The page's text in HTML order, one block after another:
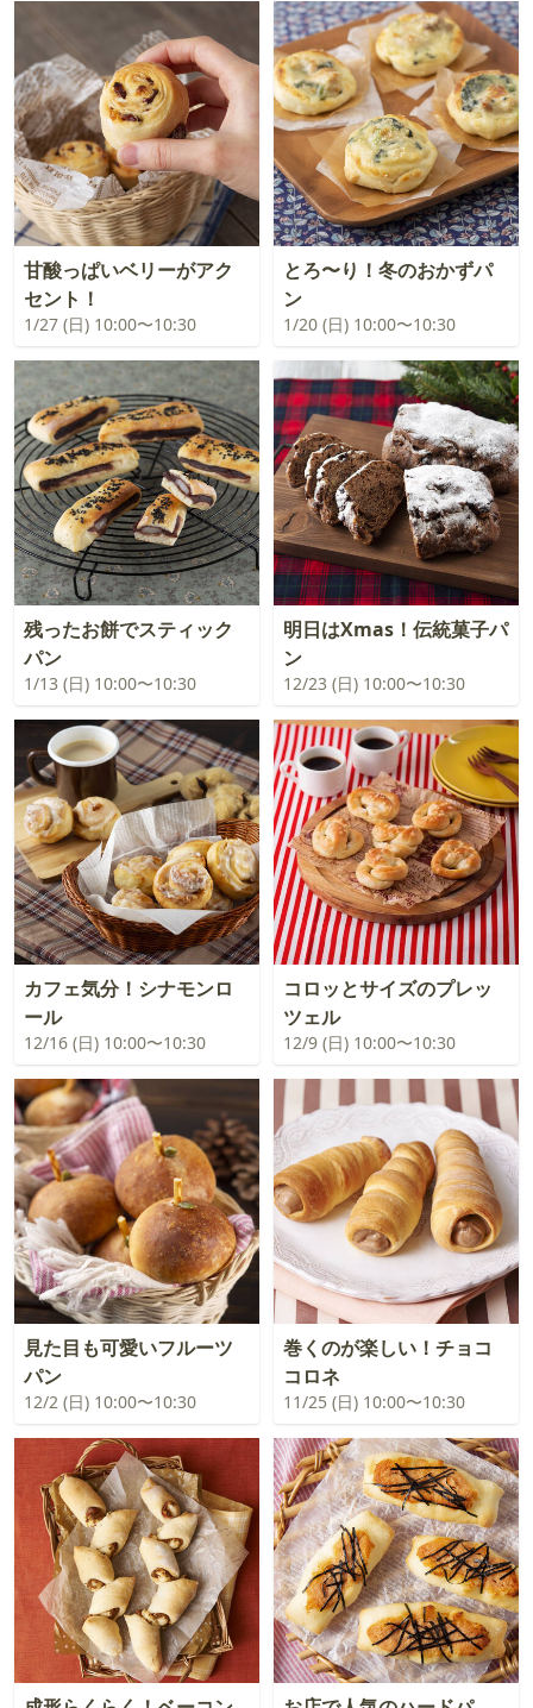
甘酸っぱいベリーがアク
セント！
1/27 (日) 10:00〜10:30
とろ〜り！冬のおかずパ
ン
1/20 (日) 10:00〜10:30
残ったお餅でスティック
パン
1/13 (日) 10:00〜10:30
明日はXmas！伝統菓子パ
ン
12/23 (日) 10:00〜10:30
カフェ気分！シナモンロ
ール
12/16 (日) 10:00〜10:30
コロッとサイズのプレッ
ツェル
12/9 (日) 10:00〜10:30
見た目も可愛いフルーツ
パン
12/2 (日) 10:00〜10:30
巻くのが楽しい！チョコ
コロネ
11/25 (日) 10:00〜10:30